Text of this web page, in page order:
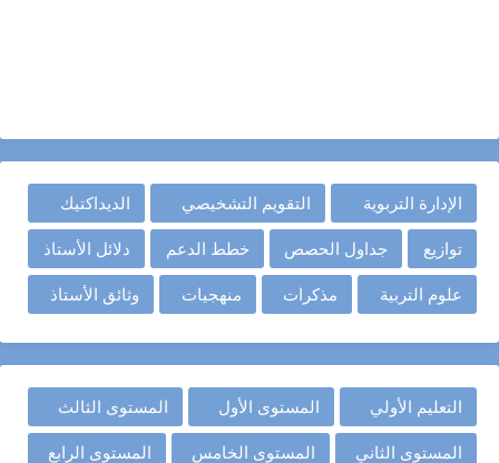
الإدارة التربوية التقويم التشخيصي الديداكتيك
توازيع جداول الحصص خطط الدعم دلائل الأستاذ
علوم التربية مذكرات منهجيات وثائق الأستاذ
التعليم الأولي المستوى الأول المستوى الثالث
المستوى الثاني المستوى الخامس المستوى الرابع